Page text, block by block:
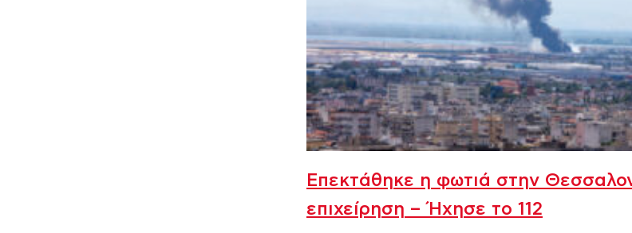
Επεκτάθηκε η φωτιά στην
επιχείρηση – Ήχησε το 112